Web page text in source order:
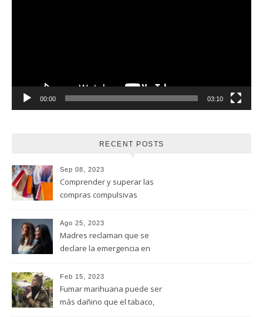
00:00 03:10
RECENT POSTS
Sep 08, 2023
Comprender y superar las
compras compulsivas
Ago 25, 2023
Madres reclaman que se
declare la emergencia en
Feb 15, 2023
Fumar marihuana puede ser
más dañino que el tabaco,